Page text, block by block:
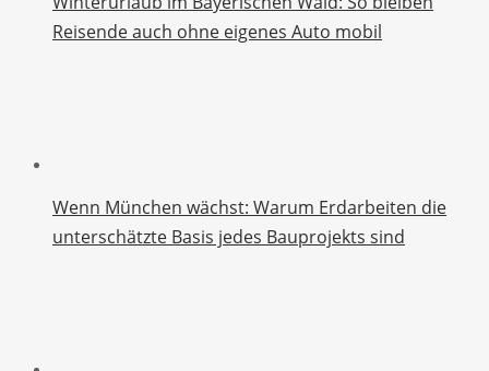
Reisende auch ohne eigenes Auto mobil
Wenn München wächst: Warum Erdarbeiten die
unterschätzte Basis jedes Bauprojekts sind